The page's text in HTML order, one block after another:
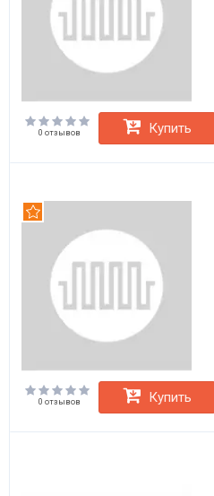
0 отзывов Купить
0 отзывов Купить